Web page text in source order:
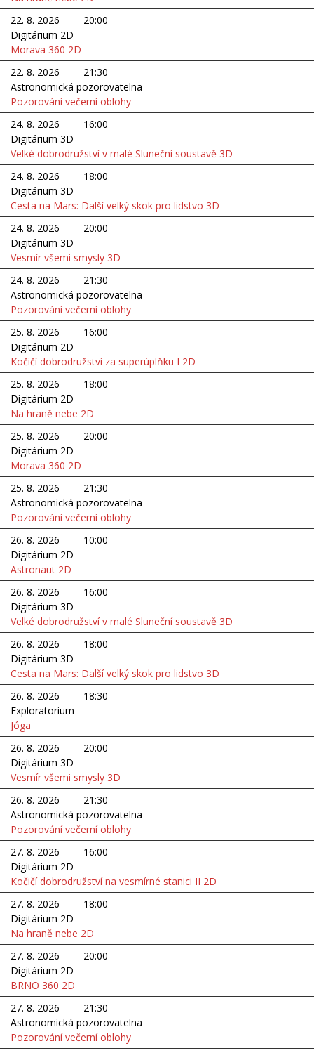
22. 8. 2026
20:00
Digitárium 2D
Morava 360 2D
22. 8. 2026
21:30
Astronomická pozorovatelna
Pozorování večerní oblohy
24. 8. 2026
16:00
Digitárium 3D
Velké dobrodružství v malé Sluneční soustavě 3D
24. 8. 2026
18:00
Digitárium 3D
Cesta na Mars: Další velký skok pro lidstvo 3D
24. 8. 2026
20:00
Digitárium 3D
Vesmír všemi smysly 3D
24. 8. 2026
21:30
Astronomická pozorovatelna
Pozorování večerní oblohy
25. 8. 2026
16:00
Digitárium 2D
Kočičí dobrodružství za superúplňku I 2D
25. 8. 2026
18:00
Digitárium 2D
Na hraně nebe 2D
25. 8. 2026
20:00
Digitárium 2D
Morava 360 2D
25. 8. 2026
21:30
Astronomická pozorovatelna
Pozorování večerní oblohy
26. 8. 2026
10:00
Digitárium 2D
Astronaut 2D
26. 8. 2026
16:00
Digitárium 3D
Velké dobrodružství v malé Sluneční soustavě 3D
26. 8. 2026
18:00
Digitárium 3D
Cesta na Mars: Další velký skok pro lidstvo 3D
26. 8. 2026
18:30
Exploratorium
Jóga
26. 8. 2026
20:00
Digitárium 3D
Vesmír všemi smysly 3D
26. 8. 2026
21:30
Astronomická pozorovatelna
Pozorování večerní oblohy
27. 8. 2026
16:00
Digitárium 2D
Kočičí dobrodružství na vesmírné stanici II 2D
27. 8. 2026
18:00
Digitárium 2D
Na hraně nebe 2D
27. 8. 2026
20:00
Digitárium 2D
BRNO 360 2D
27. 8. 2026
21:30
Astronomická pozorovatelna
Pozorování večerní oblohy